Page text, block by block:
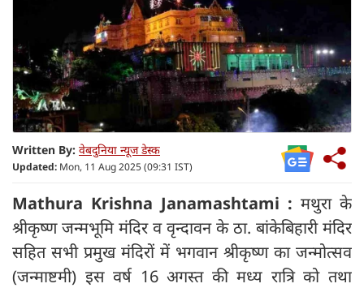
Written By: वेबदुनिया न्यूज डेस्क
Updated: Mon, 11 Aug 2025 (09:31 IST)
Mathura Krishna Janamashtami : मथुरा के
श्रीकृष्ण जन्मभूमि मंदिर व वृन्दावन के ठा. बांकेबिहारी मंदिर
सहित सभी प्रमुख मंदिरों में भगवान श्रीकृष्ण का जन्मोत्सव
(जन्माष्टमी) इस वर्ष 16 अगस्त की मध्य रात्रि को तथा